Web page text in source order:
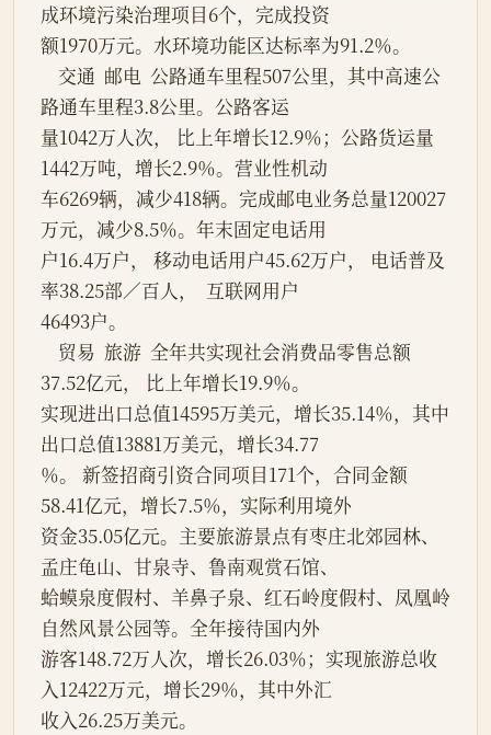
成环境污染治理项目6个，完成投资
额1970万元。水环境功能区达标率为91.2％。
路通车里程3.8公里。公路客运
量1042万人次， 比上年增长12.9％；公路货运量
1442万吨，增长2.9％。营业性机动
车6269辆，减少418辆。完成邮电业务总量120027
万元，减少8.5％。年末固定电话用
户16.4万户， 移动电话用户45.62万户， 电话普及
率38.25部／百人，  互联网用户
46493户。
37.52亿元， 比上年增长19.9％。
实现进出口总值14595万美元，增长35.14％，其中
出口总值13881万美元，增长34.77
％。 新签招商引资合同项目171个，合同金额
58.41亿元，增长7.5％，实际利用境外
资金35.05亿元。主要旅游景点有枣庄北郊园林、
孟庄龟山、甘泉寺、鲁南观赏石馆、
蛤蟆泉度假村、羊鼻子泉、红石岭度假村、凤凰岭
自然风景公园等。全年接待国内外
游客148.72万人次，增长26.03％；实现旅游总收
入12422万元，增长29％，其中外汇
收入26.25万美元。